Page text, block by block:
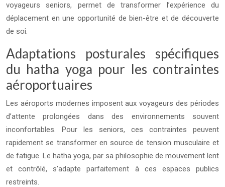
voyageurs seniors, permet de transformer l’expérience du
déplacement en une opportunité de bien-être et de découverte
de soi.
Adaptations posturales spécifiques
du hatha yoga pour les contraintes
aéroportuaires
Les aéroports modernes imposent aux voyageurs des périodes
d’attente prolongées dans des environnements souvent
inconfortables. Pour les seniors, ces contraintes peuvent
rapidement se transformer en source de tension musculaire et
de fatigue. Le hatha yoga, par sa philosophie de mouvement lent
et contrôlé, s’adapte parfaitement à ces espaces publics
restreints.